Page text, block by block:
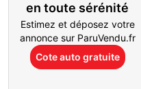
en toute sérénité
Estimez et déposez votre
annonce sur ParuVendu.fr
Cote auto gratuite